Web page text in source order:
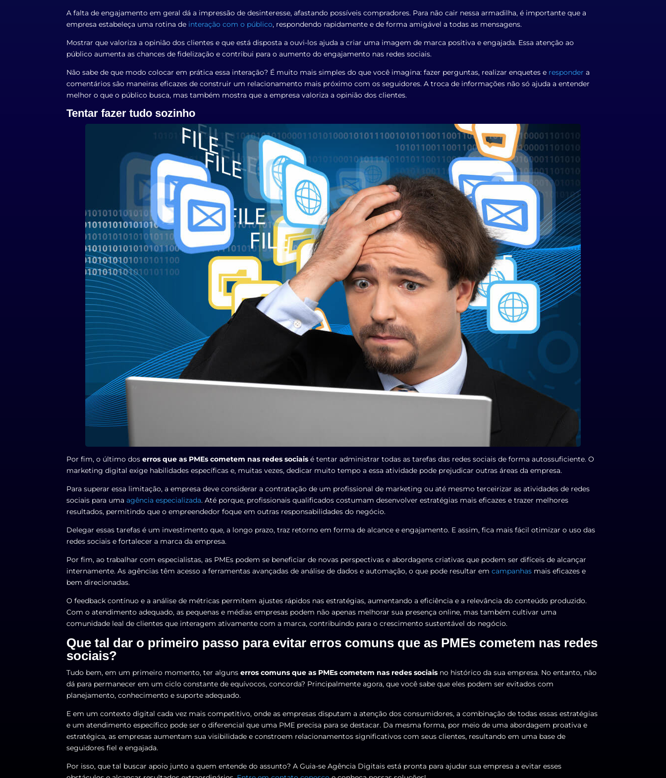
A falta de engajamento em geral dá a impressão de desinteresse, afastando possíveis compradores. Para não cair nessa armadilha, é importante que a
empresa estabeleça uma rotina de interação com o público, respondendo rapidamente e de forma amigável a todas as mensagens.
Mostrar que valoriza a opinião dos clientes e que está disposta a ouvi-los ajuda a criar uma imagem de marca positiva e engajada. Essa atenção ao
público aumenta as chances de fidelização e contribui para o aumento do engajamento nas redes sociais.
Não sabe de que modo colocar em prática essa interação? É muito mais simples do que você imagina: fazer perguntas, realizar enquetes e responder a
comentários são maneiras eficazes de construir um relacionamento mais próximo com os seguidores. A troca de informações não só ajuda a entender
melhor o que o público busca, mas também mostra que a empresa valoriza a opinião dos clientes.
Tentar fazer tudo sozinho
Por fim, o último doserros que as PMEs cometem nas redes sociais é tentar administrar todas as tarefas das redes sociais de forma autossuficiente. O
marketing digital exige habilidades específicas e, muitas vezes, dedicar muito tempo a essa atividade pode prejudicar outras áreas da empresa.
Para superar essa limitação, a empresa deve considerar a contratação de um profissional de marketing ou até mesmo terceirizar as atividades de redes
sociais para uma agência especializada. Até porque, profissionais qualificados costumam desenvolver estratégias mais eficazes e trazer melhores
resultados, permitindo que o empreendedor foque em outras responsabilidades do negócio.
Delegar essas tarefas é um investimento que, a longo prazo, traz retorno em forma de alcance e engajamento. E assim, fica mais fácil otimizar o uso das
redes sociais e fortalecer a marca da empresa.
Por fim, ao trabalhar com especialistas, as PMEs podem se beneficiar de novas perspectivas e abordagens criativas que podem ser difíceis de alcançar
internamente. As agências têm acesso a ferramentas avançadas de análise de dados e automação, o que pode resultar em campanhas mais eficazes e
bem direcionadas.
O feedback contínuo e a análise de métricas permitem ajustes rápidos nas estratégias, aumentando a eficiência e a relevância do conteúdo produzido.
Com o atendimento adequado, as pequenas e médias empresas podem não apenas melhorar sua presença online, mas também cultivar uma
comunidade leal de clientes que interagem ativamente com a marca, contribuindo para o crescimento sustentável do negócio.
Que tal dar o primeiro passo para evitar erros comuns que as PMEs cometem nas redes
sociais?
Tudo bem, em um primeiro momento, ter algunserros comuns que as PMEs cometem nas redes sociais no histórico da sua empresa. No entanto, não
dá para permanecer em um ciclo constante de equívocos, concorda? Principalmente agora, que você sabe que eles podem ser evitados com
planejamento, conhecimento e suporte adequado.
E em um contexto digital cada vez mais competitivo, onde as empresas disputam a atenção dos consumidores, a combinação de todas essas estratégias
e um atendimento específico pode ser o diferencial que uma PME precisa para se destacar. Da mesma forma, por meio de uma abordagem proativa e
estratégica, as empresas aumentam sua visibilidade e constroem relacionamentos significativos com seus clientes, resultando em uma base de
seguidores fiel e engajada.
Por isso, que tal buscar apoio junto a quem entende do assunto? A Guia-se Agência Digitais está pronta para ajudar sua empresa a evitar esses